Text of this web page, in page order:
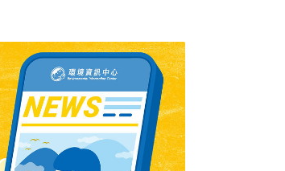
，其中14人受傷送醫院治療，
至11日九州南部有些地方可能
降 雨量；過去九三年日本九
致78人死亡，而這次豪雨可以
戒備。